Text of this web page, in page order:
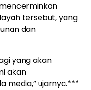
tersebut, yang
dan
yang akan
akan
media,” ujarnya.***